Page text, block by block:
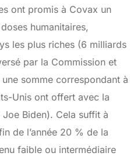
ont promis à Covax un
humanitaires,
les plus riches (6 milliards
par la Commission et
somme correspondant à
Unis ont offert avec la
Biden). Cela suffit à
de l’année 20 % de la
faible ou intermédiaire